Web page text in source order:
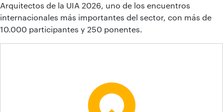
Arquitectos de la UIA 2026, uno de los encuentros
internacionales más importantes del sector, con más de
10.000 participantes y 250 ponentes.